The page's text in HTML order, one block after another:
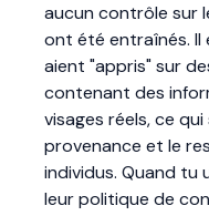
aucun contrôle sur
ont été entraînés. Il
aient "appris" sur
contenant des
visages réels, ce
provenance et le
individus. Quand tu
leur politique de